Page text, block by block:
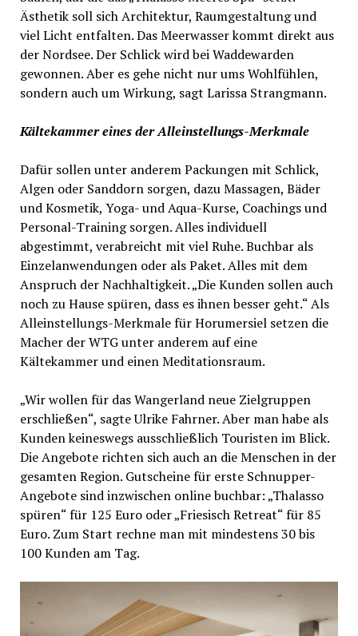
Ästhetik soll sich Architektur, Raumgestaltung und
viel Licht entfalten. Das Meerwasser kommt direkt aus
der Nordsee. Der Schlick wird bei Waddewarden
gewonnen. Aber es gehe nicht nur ums Wohlfühlen,
sondern auch um Wirkung, sagt Larissa Strangmann.
Kältekammer eines der Alleinstellungs-Merkmale
Dafür sollen unter anderem Packungen mit Schlick,
Algen oder Sanddorn sorgen, dazu Massagen, Bäder
und Kosmetik, Yoga- und Aqua-Kurse, Coachings und
Personal-Training sorgen. Alles individuell
abgestimmt, verabreicht mit viel Ruhe. Buchbar als
Einzelanwendungen oder als Paket. Alles mit dem
Anspruch der Nachhaltigkeit. „Die Kunden sollen auch
noch zu Hause spüren, dass es ihnen besser geht.“ Als
Alleinstellungs-Merkmale für Horumersiel setzen die
Macher der WTG unter anderem auf eine
Kältekammer und einen Meditationsraum.
„Wir wollen für das Wangerland neue Zielgruppen
erschließen“, sagte Ulrike Fahrner. Aber man habe als
Kunden keineswegs ausschließlich Touristen im Blick.
Die Angebote richten sich auch an die Menschen in der
gesamten Region. Gutscheine für erste Schnupper-
Angebote sind inzwischen online buchbar: „Thalasso
spüren“ für 125 Euro oder „Friesisch Retreat“ für 85
Euro. Zum Start rechne man mit mindestens 30 bis
100 Kunden am Tag.